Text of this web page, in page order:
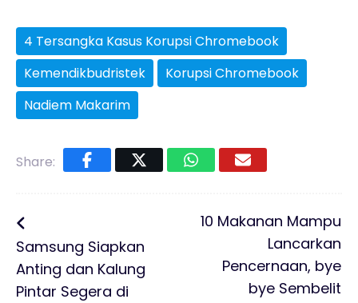
4 Tersangka Kasus Korupsi Chromebook
Kemendikbudristek
Korupsi Chromebook
Nadiem Makarim
Share:
Samsung Siapkan
Anting dan Kalung
Pintar Segera di
10 Makanan Mampu
Lancarkan
Pencernaan, bye
bye Sembelit